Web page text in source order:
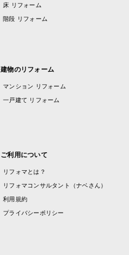
床 リフォーム
階段 リフォーム
建物のリフォーム
マンション リフォーム
一戸建て リフォーム
ご利用について
リフォマとは？
リフォマコンサルタント（ナベさん）
利用規約
プライバシーポリシー